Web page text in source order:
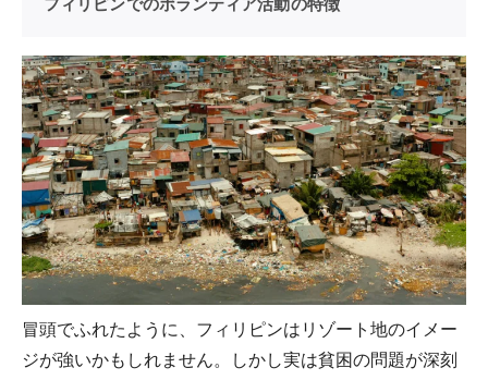
フィリピンでのボランティア活動の特徴
冒頭でふれたように、フィリピンはリゾート地のイメー
ジが強いかもしれません。しかし実は貧困の問題が深刻